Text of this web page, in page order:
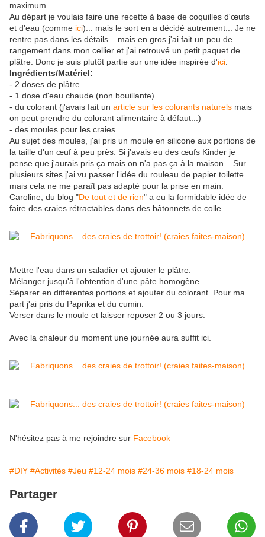
maximum...
Au départ je voulais faire une recette à base de coquilles d'œufs
et d'eau (comme ici)... mais le sort en a décidé autrement... Je ne
rentre pas dans les détails... mais en gros j'ai fait un peu de
rangement dans mon cellier et j'ai retrouvé un petit paquet de
plâtre. Donc je suis plutôt partie sur une idée inspirée d'ici
Ingrédients/Matériel:
- 2 doses de plâtre
- 1 dose d'eau chaude (non bouillante)
- du colorant (j'avais fait un article sur les colorants naturels mais
on peut prendre du colorant alimentaire à défaut...)
- des moules pour les craies.
Au sujet des moules, j'ai pris un moule en silicone aux portions de
la taille d'un œuf à peu près. Si j'avais eu des œufs Kinder je
pense que j'aurais pris ça mais on n'a pas ça à la maison... Sur
plusieurs sites j'ai vu passer l'idée du rouleau de papier toilette
mais cela ne me paraît pas adapté pour la prise en main.
Caroline, du blog "De tout et de rien" a eu la formidable idée de
faire des craies rétractables dans des bâtonnets de colle.
Mettre l'eau dans un saladier et ajouter le plâtre.
Mélanger jusqu'à l'obtention d'une pâte homogène.
Séparer en différentes portions et ajouter du colorant. Pour ma
part j'ai pris du Paprika et du cumin.
Verser dans le moule et laisser reposer 2 ou 3 jours.
Avec la chaleur du moment une journée aura suffit ici.
N'hésitez pas à me rejoindre sur Facebook
#DIY #Activités #Jeu #12-24 mois #24-36 mois #18-24 mois
Partager